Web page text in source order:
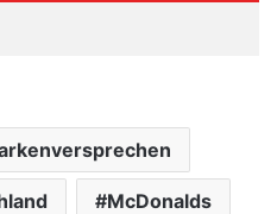
McDonalds